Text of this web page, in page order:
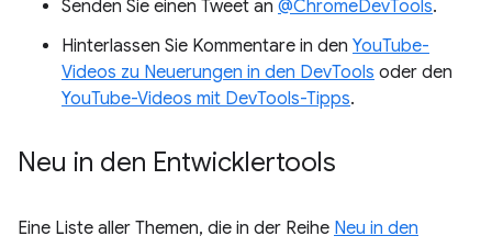
Senden Sie einen Tweet an @ChromeDevTools.
Hinterlassen Sie Kommentare in den YouTube-
Videos zu Neuerungen in den DevTools oder den
YouTube-Videos mit DevTools-Tipps.
Neu in den Entwicklertools
Eine Liste aller Themen, die in der Reihe Neu in den